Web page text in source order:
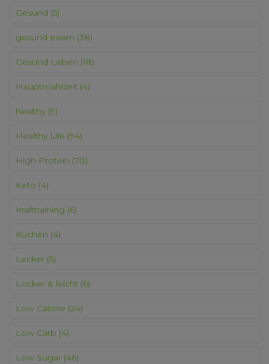
Gesund (5)
gesund essen (38)
Gesund Leben (18)
Hauptmahlzeit (4)
healthy (9)
Healthy Life (94)
High Protein (70)
Keto (4)
Krafttraining (6)
Kuchen (4)
Lecker (5)
Locker & leicht (6)
Low Calorie (24)
Low Carb (4)
Low Sugar (46)